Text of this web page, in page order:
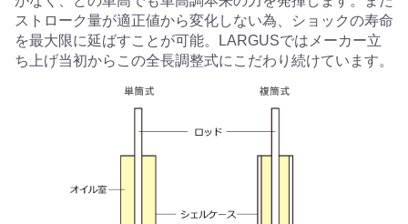
ストローク量が適正値から変化しない為、ショックの寿命
を最大限に延ばすことが可能。LARGUSではメーカー立
ち上げ当初からこの全長調整式にこだわり続けています。